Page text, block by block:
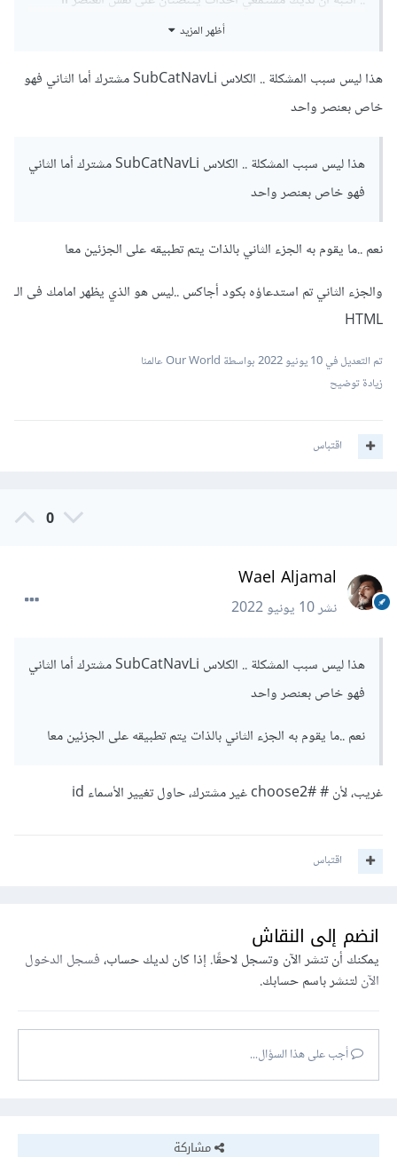
$('.subCatNavLi').click(function() {
$('.liCity').click(function() {
أظهر المزيد
هذا ليس سبب المشكلة .. الكلاس SubCatNavLi مشترك أما الثاني فهو
خاص بعنصر واحد
هذا ليس سبب المشكلة .. الكلاس SubCatNavLi مشترك أما الثاني
فهو خاص بعنصر واحد
نعم ..ما يقوم به الجزء الثاني بالذات يتم تطبيقه على الجزئين معا
والجزء الثاني تم استدعاؤه بكود أجاكس ..ليس هو الذي يظهر امامك فى الـ
HTML
تم التعديل في10 يونيو 2022
بواسطة Our World عالمنا
زيادة توضيح
اقتباس
0
Wael Aljamal
نشر10 يونيو 2022
هذا ليس سبب المشكلة .. الكلاس SubCatNavLi مشترك أما الثاني
فهو خاص بعنصر واحد
نعم ..ما يقوم به الجزء الثاني بالذات يتم تطبيقه على الجزئين معا
غريب، لأن # choose2# غير مشترك، حاول تغيير الأسماء id
اقتباس
انضم إلى النقاش
يمكنك أن تنشر الآن وتسجل لاحقًا. إذا كان لديك حساب،فسجل الدخول
الآنلتنشر باسم حسابك.
أجب على هذا السؤال...
مشاركة